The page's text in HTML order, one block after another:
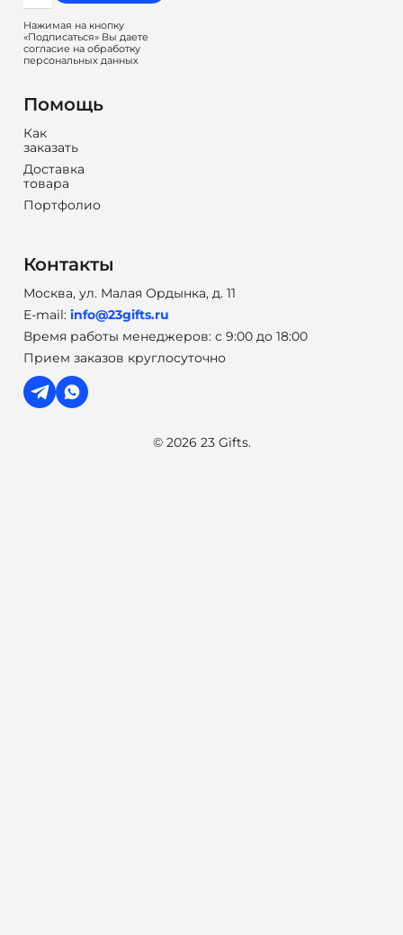
Нажимая на кнопку
«Подписаться» Вы даете
согласие на обработку
персональных данных
Помощь
Как
заказать
Доставка
товара
Портфолио
Контакты
Москва, ул. Малая Ордынка, д. 11
E-mail: info@23gifts.ru
Время работы менеджеров: с 9:00 до 18:00
Прием заказов круглосуточно
© 2026 23 Gifts.